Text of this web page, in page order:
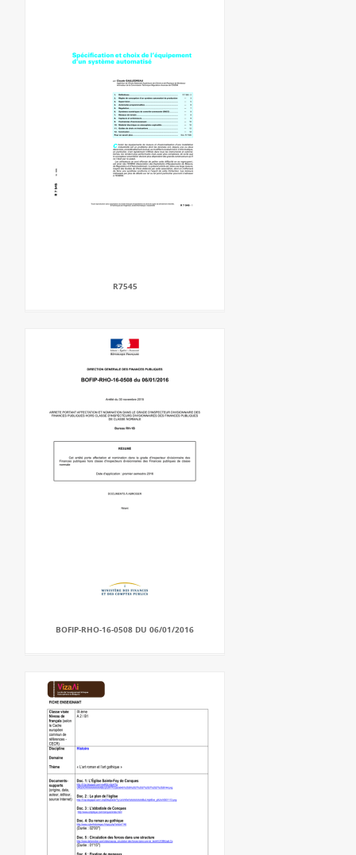
R7545
BOFIP-RHO-16-0508 DU 06/01/2016